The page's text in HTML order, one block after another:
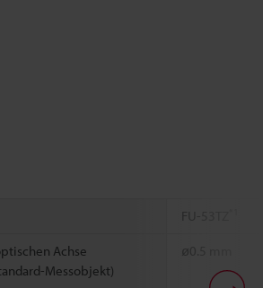
FU-53TZ
Achse
Messobjekt)
ø0.5 mm